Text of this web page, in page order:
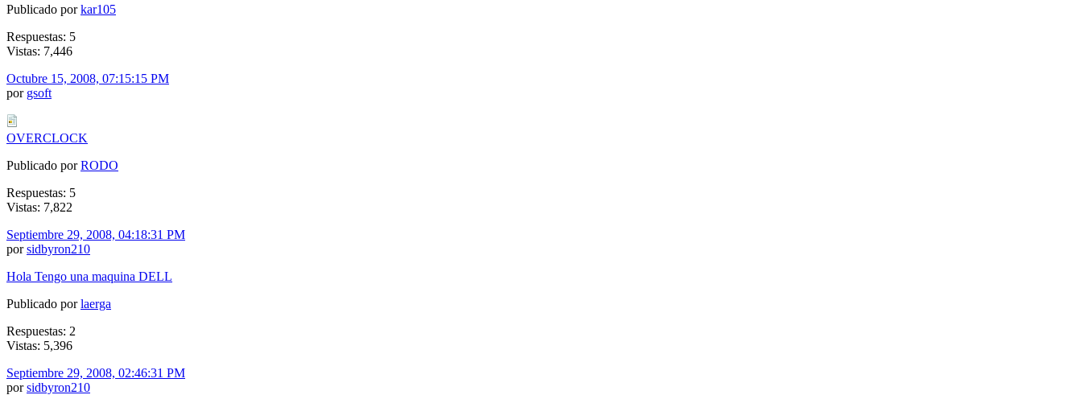
Publicado porkar105
Respuestas: 5
Vistas: 7,446
Octubre 15, 2008, 07:15:15 PM
por gsoft
OVERCLOCK
Publicado porRODO
Respuestas: 5
Vistas: 7,822
Septiembre 29, 2008, 04:18:31 PM
porsidbyron210
Hola Tengo una maquina DELL
Publicado porlaerga
Respuestas: 2
Vistas: 5,396
Septiembre 29, 2008, 02:46:31 PM
porsidbyron210